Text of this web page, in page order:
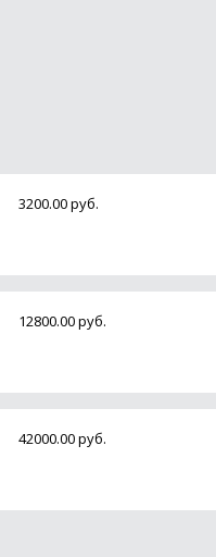
3200.00 руб.
12800.00 руб.
42000.00 руб.